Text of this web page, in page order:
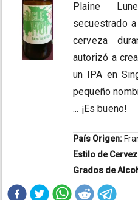
Plaine
secuestrado
cerveza
autorizó a
un IPA en
pequeño
... ¡Es bueno!
País Origen:
Estilo de
Grados de